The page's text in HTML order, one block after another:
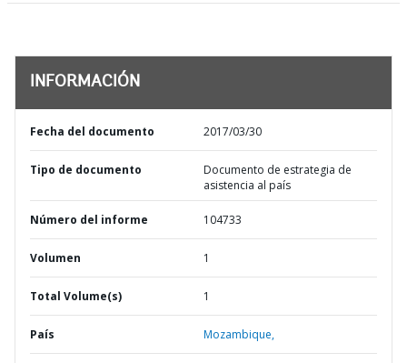
INFORMACIÓN
Fecha del documento 2017/03/30
Tipo de documento
Documento de estrategia de
asistencia al país
Número del informe 104733
Volumen 1
Total Volume(s) 1
País Mozambique,